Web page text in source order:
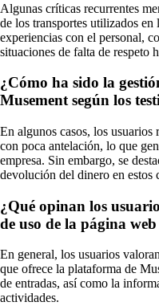
Algunas críticas recurrentes
de los transportes utilizados en
experiencias con el personal,
situaciones de falta de respeto
¿Cómo ha sido la
Musement según los
En algunos casos, los usuarios
con poca antelación, lo que
empresa. Sin embargo, se
devolución del dinero en estos
¿Qué opinan los
de uso de la página
En general, los usuarios
que ofrece la plataforma de
de entradas, así como la
actividades.